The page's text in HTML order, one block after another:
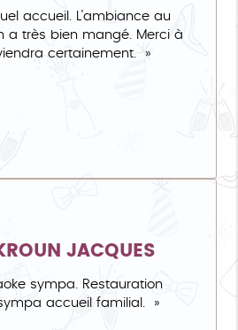
accueil. L'ambiance au
a très bien mangé. Merci à
certainement.
JACQUES
sympa. Restauration
accueil familial.